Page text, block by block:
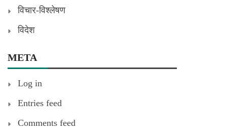
विचार-विश्लेषण
विदेश
META
Log in
Entries feed
Comments feed